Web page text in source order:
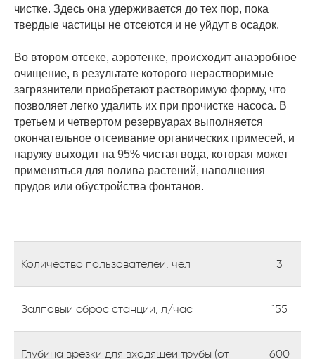
чистке. Здесь она удерживается до тех пор, пока
твердые частицы не отсеются и не уйдут в осадок.
Во втором отсеке, аэротенке, происходит анаэробное
очищение, в результате которого нерастворимые
загрязнители приобретают растворимую форму, что
позволяет легко удалить их при прочистке насоса. В
третьем и четвертом резервуарах выполняется
окончательное отсеивание органических примесей, и
наружу выходит на 95% чистая вода, которая может
применяться для полива растений, наполнения
прудов или обустройства фонтанов.
Количество пользователей, чел 3
Залповый сброс станции, л/час 155
Глубина врезки для входящей трубы (от 600